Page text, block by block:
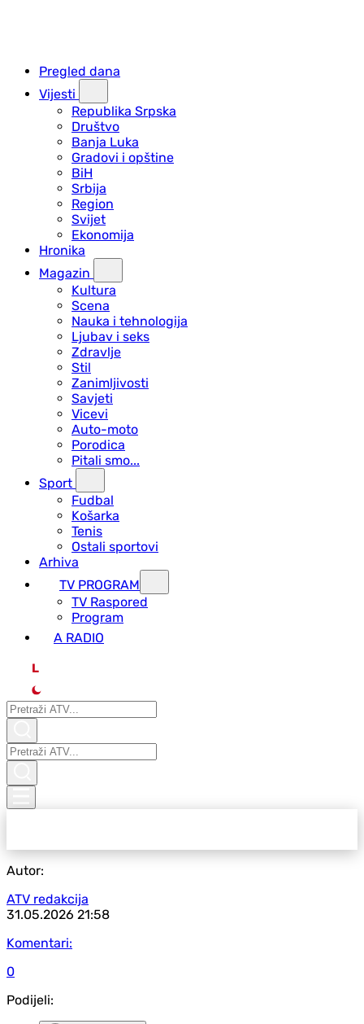
Pregled dana
Vijesti
Republika Srpska
Društvo
Banja Luka
Gradovi i opštine
BiH
Srbija
Region
Svijet
Ekonomija
Hronika
Magazin
Kultura
Scena
Nauka i tehnologija
Ljubav i seks
Zdravlje
Stil
Zanimljivosti
Savjeti
Vicevi
Auto-moto
Porodica
Pitali smo...
Sport
Fudbal
Košarka
Tenis
Ostali sportovi
Arhiva
TV PROGRAM
ТV Raspored
Program
A RADIO
L
Autor:
ATV redakcija
31.05.2026 21:58
Komentari:
0
Podijeli: